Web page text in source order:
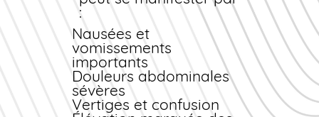
cardiaque
Surveillance
recommandée
Pour tout traitement
oral dépassant 2
semaines, un bilan
hépatique
(transaminases) doit
:
Nausées et
vomissements
importants
Douleurs abdominales
sévères
Vertiges et confusion